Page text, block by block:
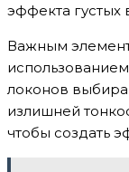
эффекта густых
Важным
локонов
излишней
чтобы создать